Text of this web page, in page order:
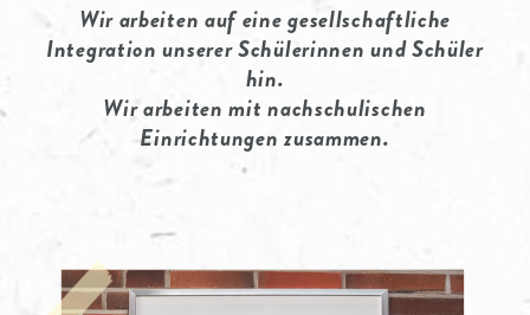
Wir arbeiten auf eine gesellschaftliche
Integration unserer Schülerinnen und Schüler
hin.
Wir arbeiten mit nachschulischen
Einrichtungen zusammen.